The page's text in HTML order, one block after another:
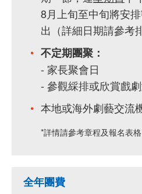
8月上旬至中旬將安
出（詳細日期請參考
不定期團聚：
- 家長聚會日
- 參觀綵排或欣賞戲
本地或海外劇藝交流
*詳情請參考章程及報名表格
全年團費